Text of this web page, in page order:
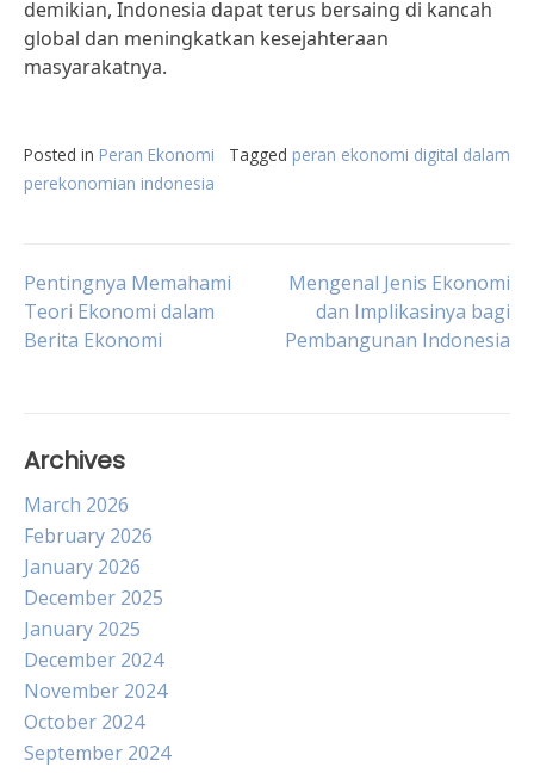
demikian, Indonesia dapat terus bersaing di kancah
global dan meningkatkan kesejahteraan
masyarakatnya.
Posted in Peran Ekonomi Tagged peran ekonomi digital dalam
perekonomian indonesia
Post
navigation
Pentingnya Memahami
Teori Ekonomi dalam
Berita Ekonomi
Mengenal Jenis Ekonomi
dan Implikasinya bagi
Pembangunan Indonesia
Archives
March 2026
February 2026
January 2026
December 2025
January 2025
December 2024
November 2024
October 2024
September 2024